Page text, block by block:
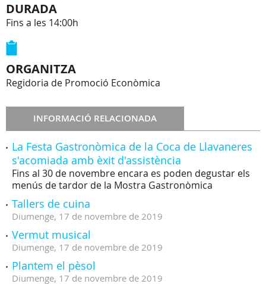
DURADA
Fins a les 14:00h
ORGANITZA
Regidoria de Promoció Econòmica
INFORMACIÓ RELACIONADA
La Festa Gastronòmica de la Coca de Llavaneres
s'acomiada amb èxit d'assistència
Fins al 30 de novembre encara es poden degustar els
menús de tardor de la Mostra Gastronòmica
Tallers de cuina
Diumenge, 17 de novembre de 2019
Vermut musical
Diumenge, 17 de novembre de 2019
Plantem el pèsol
Diumenge, 17 de novembre de 2019